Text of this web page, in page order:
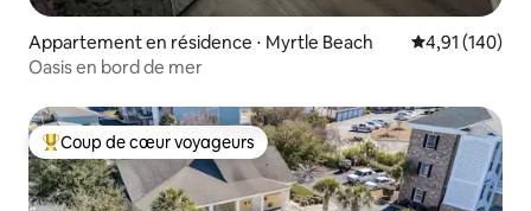
Appartement en résidence ⋅ Myrtle Beach Évaluation
4,91 (140)
Oasis en bord de mer
Coups de cœur voyageurs les plus appréciés
Coup de cœur voyageurs